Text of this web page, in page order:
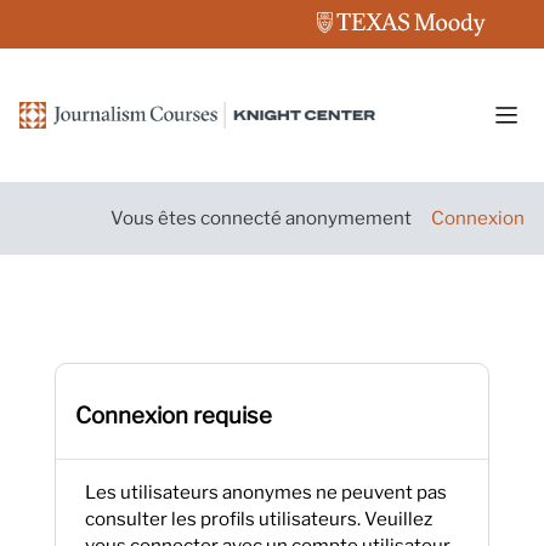
Vous êtes connecté anonymement Connexion
Connexion requise
Les utilisateurs anonymes ne peuvent pas
consulter les profils utilisateurs. Veuillez